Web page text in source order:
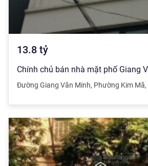
13.8 tỷ
Đường Giang Văn Minh, Phường Kim Mã,